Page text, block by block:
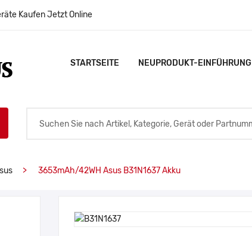
Kaufen Jetzt Online
STARTSEITE NEUPRODUKT-EINFÜHRUNG
3653mAh/42WH Asus B31N1637 Akku